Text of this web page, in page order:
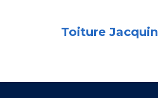
Toiture Jacquin